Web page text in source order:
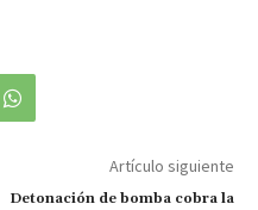
Artículo siguiente
Detonación de bomba cobra la